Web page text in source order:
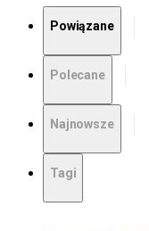
Powiązane
Polecane
Najnowsze
Tagi